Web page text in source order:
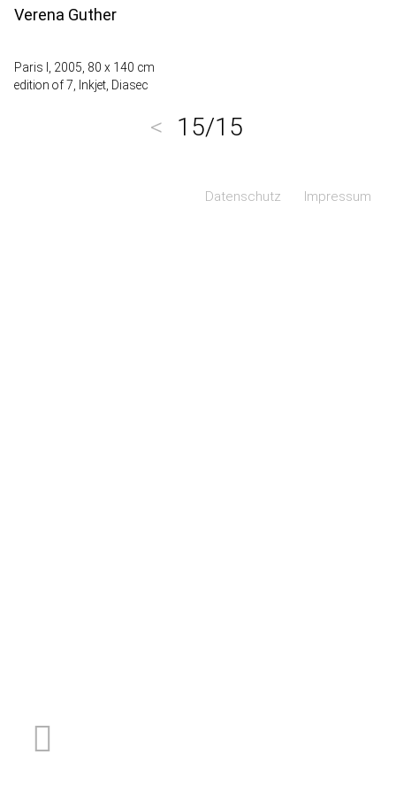
Verena Guther
Paris I, 2005, 80 x 140 cm
edition of 7, Inkjet, Diasec
< 15/15
Datenschutz Impressum